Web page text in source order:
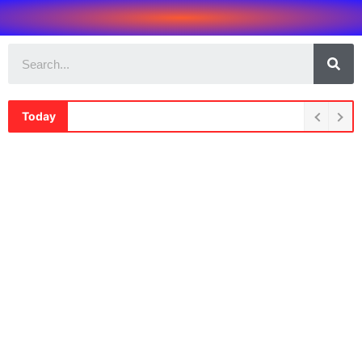
Today